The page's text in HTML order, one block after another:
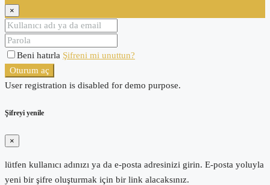
×
Beni hatırla Şifreni mi unuttun?
Oturum aç
User registration is disabled for demo purpose.
Şifreyi yenile
×
lütfen kullanıcı adınızı ya da e-posta adresinizi girin. E-posta yoluyla
yeni bir şifre oluşturmak için bir link alacaksınız.